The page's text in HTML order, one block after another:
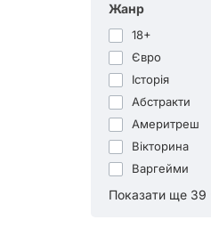
Жанр
18+
Євро
Історія
Абстракти
Америтреш
Вікторина
Варгейми
Показати ще 39